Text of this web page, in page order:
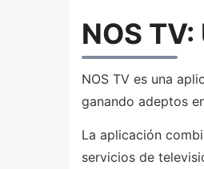
NOS
NOS TV es una
ganando adeptos
La aplicación
servicios de